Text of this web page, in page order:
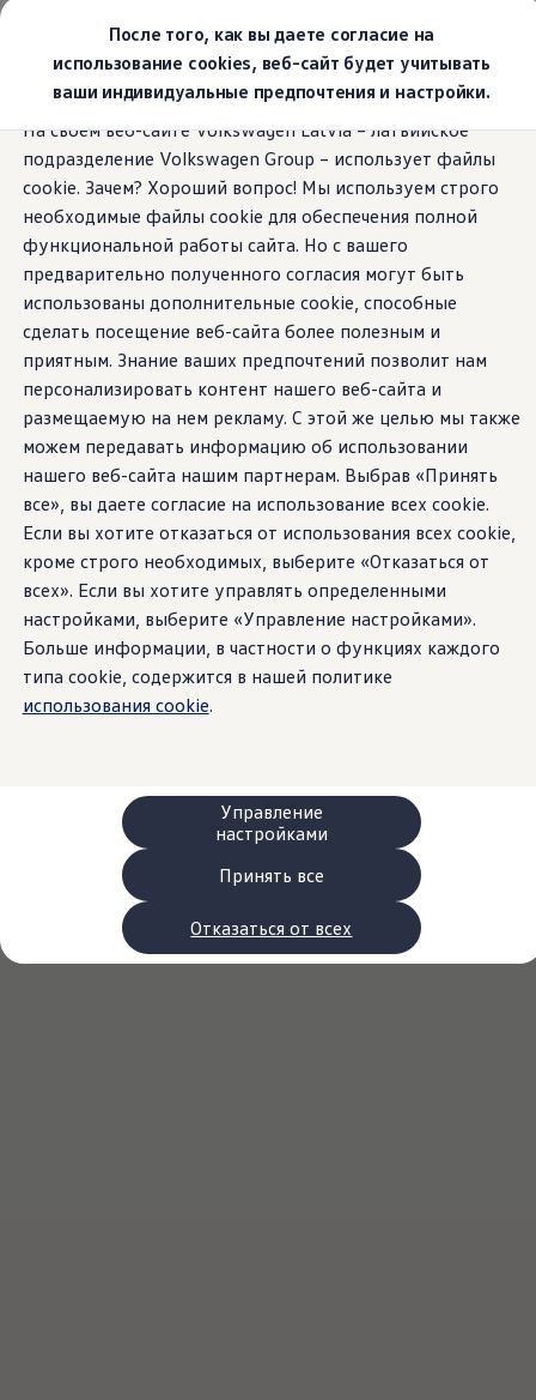
После того, как вы даете согласие на
использование cookies, веб-сайт будет учитывать
ваши индивидуальные предпочтения и настройки.
На своем веб-сайте Volkswagen Latvia – латвийское
подразделение Volkswagen Group – использует файлы
cookie. Зачем? Хороший вопрос! Мы используем строго
необходимые файлы cookie для обеспечения полной
функциональной работы сайта. Но с вашего
предварительно полученного согласия могут быть
использованы дополнительные cookie, способные
сделать посещение веб-сайта более полезным и
приятным. Знание ваших предпочтений позволит нам
персонализировать контент нашего веб-сайта и
размещаемую на нем рекламу. С этой же целью мы также
можем передавать информацию об использовании
нашего веб-сайта нашим партнерам. Выбрав «Принять
все», вы даете согласие на использование всех cookie.
Если вы хотите отказаться от использования всех cookie,
кроме строго необходимых, выберите «Отказаться от
всех». Если вы хотите управлять определенными
настройками, выберите «Управление настройками».
Больше информации, в частности о функциях каждого
типа cookie, содержится в нашей политике
использования cookie.
Принять все
Отказаться от всех
Управление
настройками
основному
содержанию
нижнему
колонтитулу
Выбери свой Volkswagen
Модельный ряд
Новый ID.Cross
Открой для себя семейство внедорожников
Предложения и услуги
Юбилейное предложение
Автомобильный онлайн-магазин Volkswagen
Обмен автомобилей
Лизинг Volkswagen
Гарантия
Бесплатная регистрация для вашего нового
Взаимодействие в сети простыми словами
VW Connect
Активация
Все службы
VW Connect для Вашего ID.
Обновления (Upgrades)
Car-Net
App-Connect
Fleet Interface Data
O Volkswagen
Получи больше
Владельцы и услуги
Сервис и запчасти
Преимущества Volkswagen
Техобслуживание
Ремонт и проверки
Моторное масло и технические жидкости
Колеса и шины
Помощь при авариях и поломках
Обслуживание автомобилей
Аксессуары
Персонализация
Настенная зарядная станция и кабели для
Важная информация для клиентов
Переработка и возврат продукции
Кампании по отзыву автомобилей
Предупредительные и контрольные
Обновления программного обеспечения
Обновления программного обеспечения для